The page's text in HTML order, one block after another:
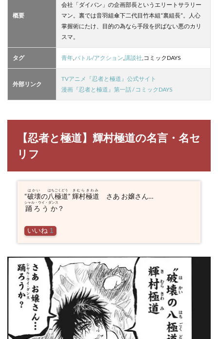
輝村
名セ
リフ
忍者
道の
概要
会社「ダイバン」の企画部長というエリートサラリー
マン。裏では音羽組傘下二代目竹本組“裏組長”。人心
掌握術にたけ、目的の為なら手段を択ばない悪のカリ
スマ。
タグ 青年,バトル/アクション,講談社,コミックDAYS
外部リンク
TVアニメ『忍者と極道』公式サイト
漫画『忍者と極道』第一話 / コミックDAYS
【忍者と極道】輝村極道の名言・名セ
リフ
“破壊
はかい
の八極道
はちごくどう
” 輝村極道
きむらきわみ
さあ お嬢さん…
踊ろうか
シャル・ウイ・ダンス
？
いいね 1